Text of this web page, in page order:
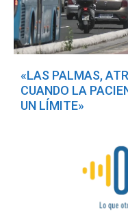
«LAS PALMAS,
CUANDO LA
UN LÍMITE»